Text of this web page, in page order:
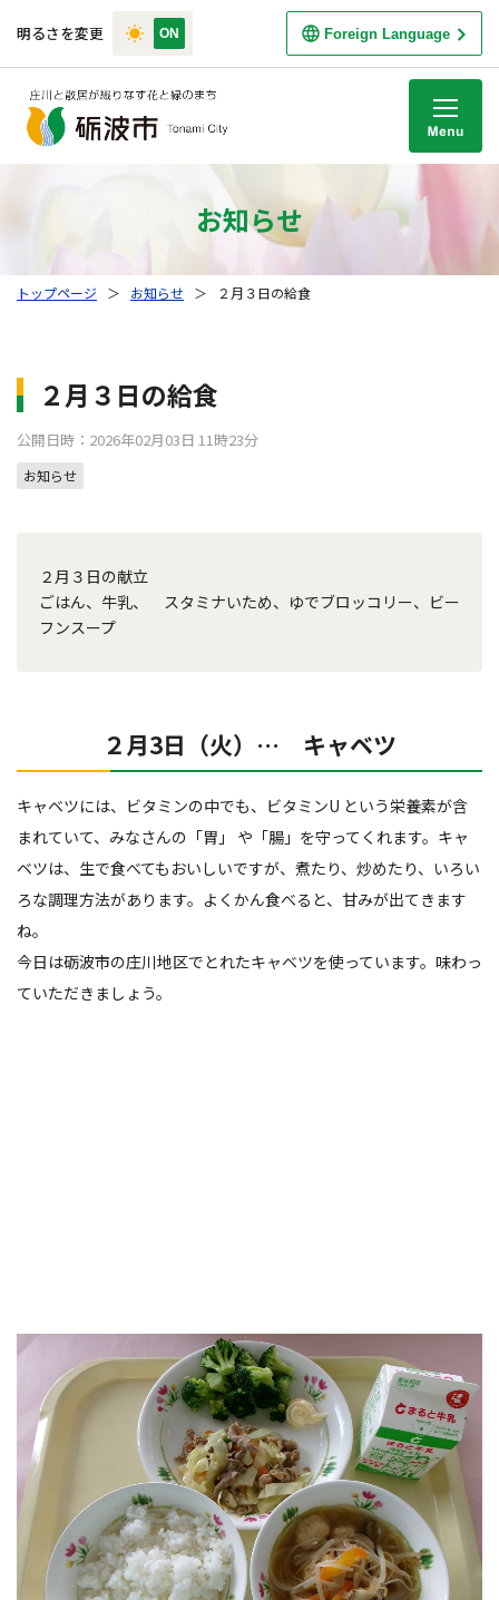
明るさを変更 Foreign Language
お知らせ
トップページ ＞ お知らせ ＞ ２月３日の給食
２月３日の給食
公開日時：2026年02月03日 11時23分
お知らせ
２月３日の献立
ごはん、牛乳、 スタミナいため、ゆでブロッコリー、ビー
フンスープ
２月3日（火）… キャベツ
キャベツには、ビタミンの中でも、ビタミンU という栄養素が含
まれていて、みなさんの「胃」 や「腸」を守ってくれます。キャ
ベツは、生で食べてもおいしいですが、煮たり、炒めたり、いろい
ろな調理方法があります。よくかん食べると、甘みが出てきます
ね。
今日は砺波市の庄川地区でとれたキャベツを使っています。味わっ
ていただきましょう。